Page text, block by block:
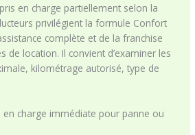
en charge partiellement selon la
privilégient la formule Confort
complète et de la franchise
de location. Il convient d’examiner les
kilométrage autorisé, type de
en charge immédiate pour panne ou